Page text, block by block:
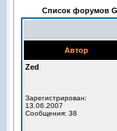
Список форумов
Автор
Zed
Зарегистрирован:
13.06.2007
Сообщения: 38